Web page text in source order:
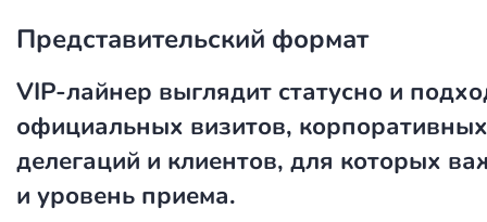
Представительский формат
VIP-лайнер выглядит статусно и
официальных визитов,
делегаций и клиентов, для которых
и уровень приема.